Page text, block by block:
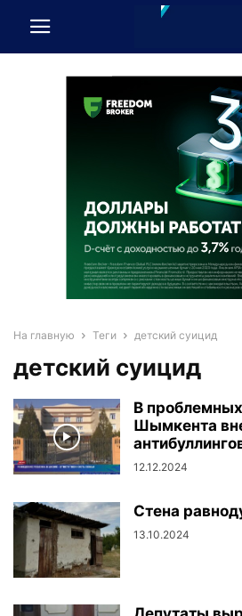
На главную Теги детский суицид
детский суицид
В
Шымкента
12.12.2024
Стена
13.10.2024